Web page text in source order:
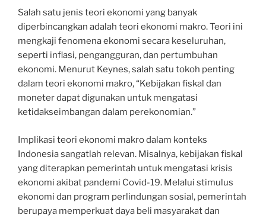
Salah satu jenis teori ekonomi yang banyak
diperbincangkan adalah teori ekonomi makro. Teori ini
mengkaji fenomena ekonomi secara keseluruhan,
seperti inflasi, pengangguran, dan pertumbuhan
ekonomi. Menurut Keynes, salah satu tokoh penting
dalam teori ekonomi makro, “Kebijakan fiskal dan
moneter dapat digunakan untuk mengatasi
ketidakseimbangan dalam perekonomian.”
Implikasi teori ekonomi makro dalam konteks
Indonesia sangatlah relevan. Misalnya, kebijakan fiskal
yang diterapkan pemerintah untuk mengatasi krisis
ekonomi akibat pandemi Covid-19. Melalui stimulus
ekonomi dan program perlindungan sosial, pemerintah
berupaya memperkuat daya beli masyarakat dan